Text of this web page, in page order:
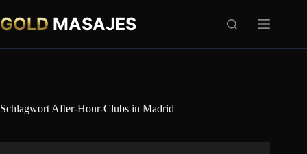
Inhalt
springen
GOLD MASAJES
Schlagwort After-Hour-Clubs in Madrid